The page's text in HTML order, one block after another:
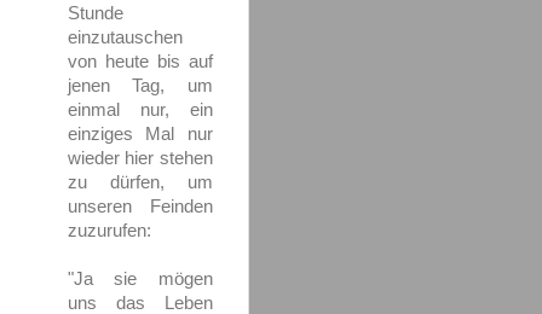
Stunde
einzutauschen
von heute bis auf
jenen Tag, um
einmal nur, ein
einziges Mal nur
wieder hier stehen
zu dürfen, um
unseren Feinden
zuzurufen:
"Ja sie mögen
uns das Leben